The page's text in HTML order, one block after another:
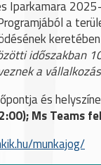
Iparkamara
a
keretében
időszakban
a
és
Ms Teams
munkajog/